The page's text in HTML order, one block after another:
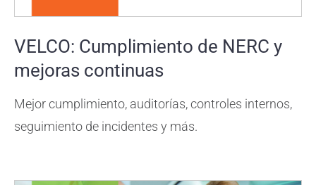
VELCO: Cumplimiento de NERC y
mejoras continuas
Mejor cumplimiento, auditorías, controles internos,
seguimiento de incidentes y más.